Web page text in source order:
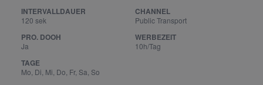
INTERVALLDAUER
120 sek
CHANNEL
Public Transport
PRO. DOOH
Ja
WERBEZEIT
10h/Tag
TAGE
Mo, Di, Mi, Do, Fr, Sa, So